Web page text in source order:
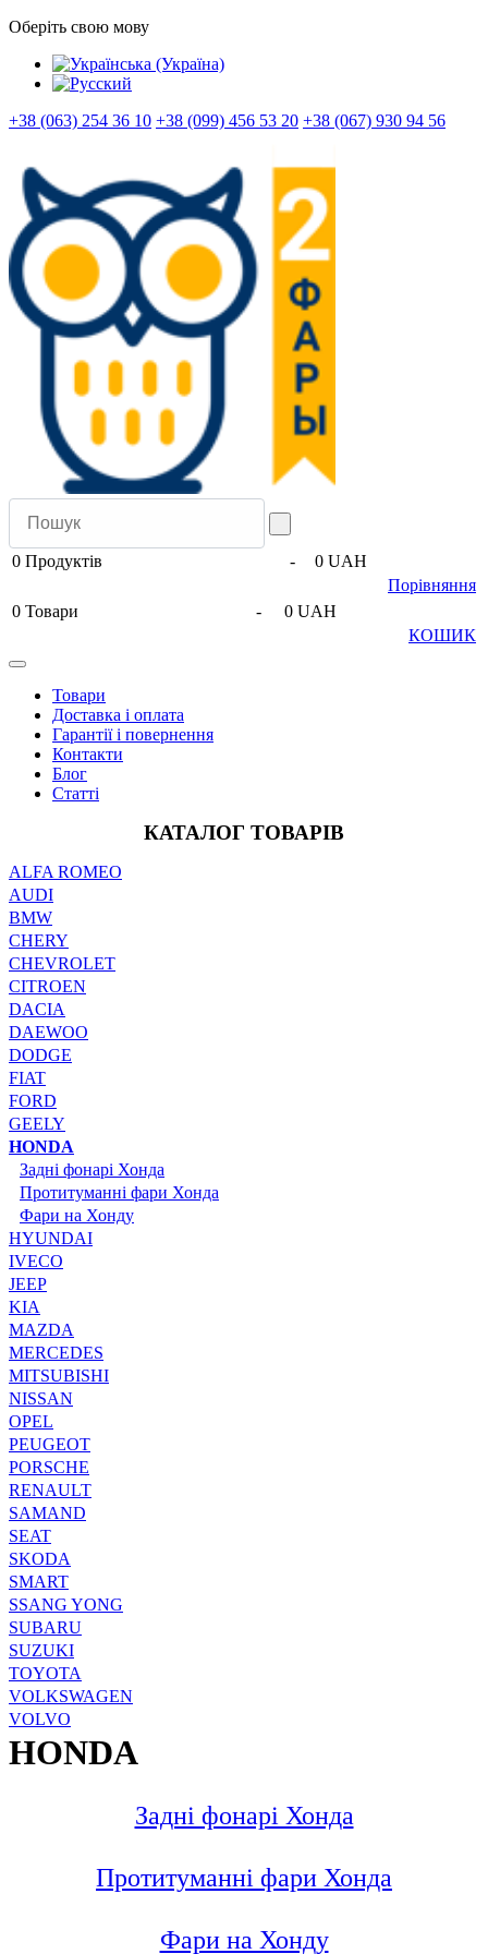
Оберіть свою мову
+38 (063) 254 36 10 +38 (099) 456 53 20 +38 (067) 930 94 56
0 Продуктів -
0 UAH
Порівняння
0 Товари -
0 UAH
КОШИК
Товари
Доставка і оплата
Гарантії і повернення
Контакти
Блог
Статті
КАТАЛОГ ТОВАРІВ
ALFA ROMEO
AUDI
BMW
CHERY
CHEVROLET
CITROEN
DACIA
DAEWOO
DODGE
FIAT
FORD
GEELY
HONDA
Задні фонарі Хонда
Протитуманні фари Хонда
Фари на Хонду
HYUNDAI
IVECO
JEEP
KIA
MAZDA
MERCEDES
MITSUBISHI
NISSAN
OPEL
PEUGEOT
PORSCHE
RENAULT
SAMAND
SEAT
SKODA
SMART
SSANG YONG
SUBARU
SUZUKI
TOYOTA
VOLKSWAGEN
VOLVO
HONDA
Задні фонарі Хонда
Протитуманні фари Хонда
Фари на Хонду